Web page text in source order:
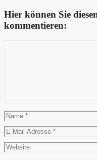
Hier können Sie
kommentieren:
Name
E-
Mail-
Adresse
Website